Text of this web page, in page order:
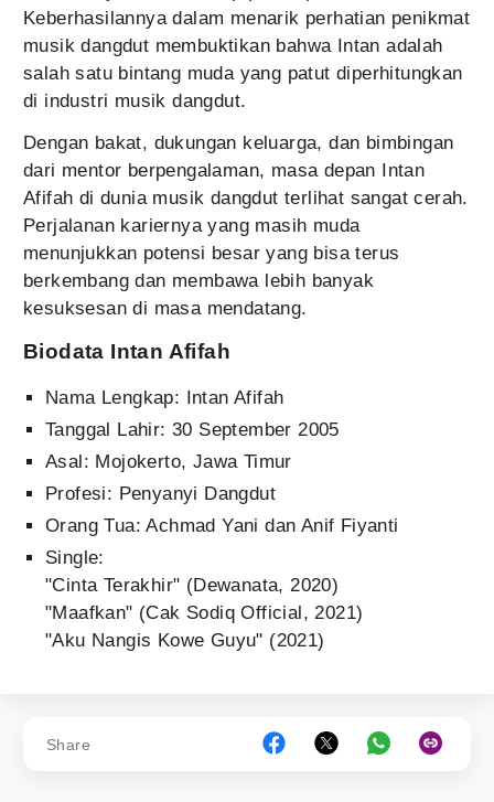
Keberhasilannya dalam menarik perhatian penikmat
musik dangdut membuktikan bahwa Intan adalah
salah satu bintang muda yang patut diperhitungkan
di industri musik dangdut.
Dengan bakat, dukungan keluarga, dan bimbingan
dari mentor berpengalaman, masa depan Intan
Afifah di dunia musik dangdut terlihat sangat cerah.
Perjalanan kariernya yang masih muda
menunjukkan potensi besar yang bisa terus
berkembang dan membawa lebih banyak
kesuksesan di masa mendatang.
Biodata Intan Afifah
Nama Lengkap: Intan Afifah
Tanggal Lahir: 30 September 2005
Asal: Mojokerto, Jawa Timur
Profesi: Penyanyi Dangdut
Orang Tua: Achmad Yani dan Anif Fiyanti
Single:
"Cinta Terakhir" (Dewanata, 2020)
"Maafkan" (Cak Sodiq Official, 2021)
"Aku Nangis Kowe Guyu" (2021)
Share